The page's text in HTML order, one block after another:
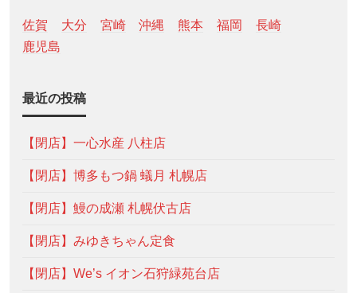
佐賀 大分 宮崎 沖縄 熊本 福岡
長崎
鹿児島
最近の投稿
【閉店】一心水産 八柱店
【閉店】博多もつ鍋 蟻月 札幌店
【閉店】鰻の成瀬 札幌伏古店
【閉店】みゆきちゃん定食
【閉店】We’s イオン石狩緑苑台店